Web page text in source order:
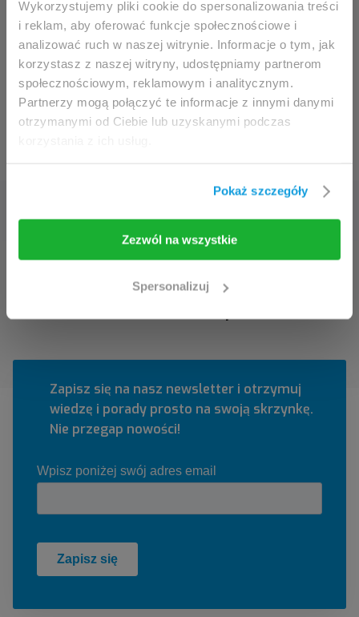
Wykorzystujemy pliki cookie do spersonalizowania treści
i reklam, aby oferować funkcje społecznościowe i
analizować ruch w naszej witrynie. Informacje o tym, jak
korzystasz z naszej witryny, udostępniamy partnerom
społecznościowym, reklamowym i analitycznym.
Partnerzy mogą połączyć te informacje z innymi danymi
otrzymanymi od Ciebie lub uzyskanymi podczas
Pokaż szczegóły
Zezwól na wszystkie
Spersonalizuj
Dostęp możliwy jest wyłącznie dla klinicystów
(fizjoterapeuci, lekarze) oraz pracowników służby
zdrowia.
Uzyskując dostęp do tej witryny, niniejszym
Jeżeli jesteś klinicystą / fizjoterapeutą/
Google
Odkryj sekrety nowoczesnej
Zapisz się na nasz newsletter i otrzymuj
wiedzę i porady prosto na swoją skrzynkę.
Nie przegap nowości!